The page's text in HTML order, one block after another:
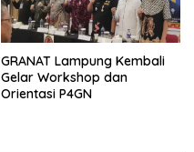
GRANAT Lampung Kembali
Gelar Workshop dan
Orientasi P4GN